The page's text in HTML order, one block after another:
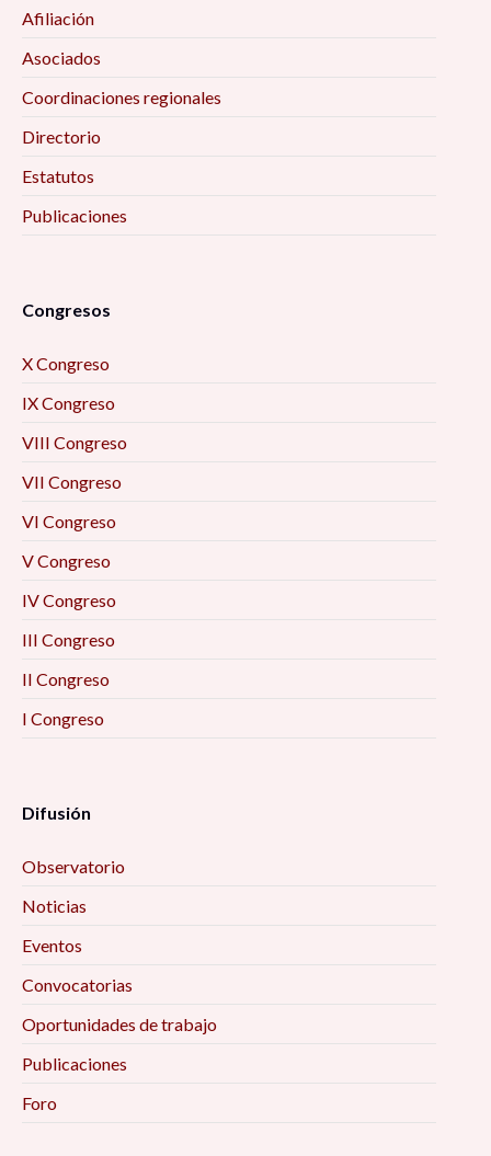
Afiliación
Asociados
Coordinaciones regionales
Directorio
Estatutos
Publicaciones
Congresos
X Congreso
IX Congreso
VIII Congreso
VII Congreso
VI Congreso
V Congreso
IV Congreso
III Congreso
II Congreso
I Congreso
Difusión
Observatorio
Noticias
Eventos
Convocatorias
Oportunidades de trabajo
Publicaciones
Foro